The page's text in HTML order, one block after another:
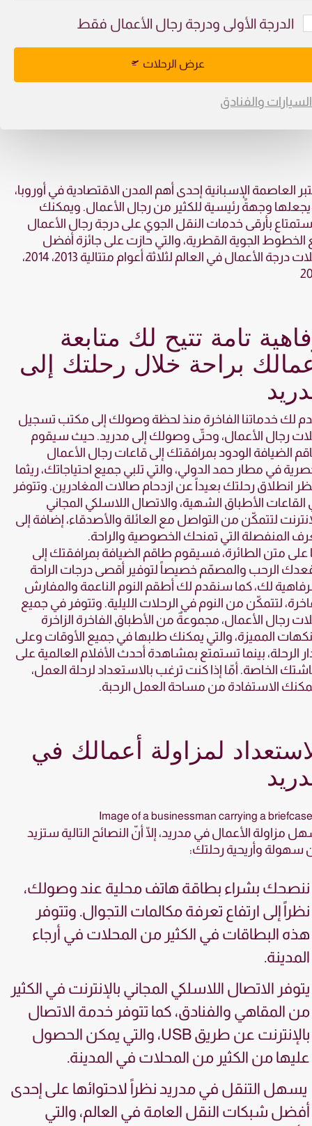
الدرجة الأولى ودرجة رجال الأعمال فقط
عرض الرحلات
السيارات والفنادق
العاصمة الإسبانية إحدى أهم المدن الاقتصادية في أوروبا،
يجعلها وجهةً رئيسية للكثير من رجال الأعمال. ويمكنك
بأرقى خدمات النقل الجوي على درجة رجال الأعمال
الخطوط الجوية القطرية، والتي حازت على جائزة أفضل
رحلات درجة الأعمال في العالم لثلاثة أعوام متتالية 2013، 2014،
تامة تتيح لك متابعة
براحة خلال رحلتك إلى
لك خدماتنا الفاخرة منذ لحظة وصولك إلى مكتب تسجيل
رجال الأعمال، وحتّى وصولك إلى مدريد. حيث سيقوم
الضيافة الودود بمرافقتك إلى قاعات رجال الأعمال
في مطار حمد الدولي، والتي تلبي جميع احتياجاتك، ريثما
انطلاق رحلتك بعيداً عن ازدحام صالات المغادرين. وتتوفر
الأطباق الشهية، والاتصال اللاسلكي المجاني
لتتمكّن من التواصل مع العائلة والأصدقاء، إضافة إلى
المنفصلة التي تمنحك الخصوصية والراحة.
على متن الطائرة، فسيقوم طاقم الضيافة بمرافقتك إلى
الرحب والمصمّم خصيصاً لتوفير أقصى درجات الراحة
لك، كما سنقدم لك أطقم النوم الناعمة والمفارش
لتتمكّن من النوم في الرحلات الليلية. وتتوفر في جميع
رجال الأعمال، مجموعةٌ من الأطباق الفاخرة الزاخرة
المميزة، والتي يمكنك طلبها في جميع الأوقات وعلى
الرحلة، بينما تستمتع بمشاهدة أحدث الأفلام العالمية على
الخاصة. أمّا إذا كنت ترغب بالاستعداد لرحلة العمل،
الاستفادة من مساحة العمل الرحبة.
لمزاولة أعمالك في
مزاولة الأعمال في مدريد، إلّا أنّ النصائح التالية ستزيد
سهولة وأريحية رحلتك:
ننصحك بشراء بطاقة هاتف محلية عند وصولك،
نظراً إلى ارتفاع تعرفة مكالمات التجوال. وتتوفر
هذه البطاقات في الكثير من المحلات في أرجاء
المدينة.
يتوفر الاتصال اللاسلكي المجاني بالإنترنت في الكثير
من المقاهي والفنادق، كما تتوفر خدمة الاتصال
بالإنترنت عن طريق USB، والتي يمكن الحصول
عليها من الكثير من المحلات في المدينة.
يسهل التنقل في مدريد نظراً لاحتوائها على إحدى
أفضل شبكات النقل العامة في العالم، والتي